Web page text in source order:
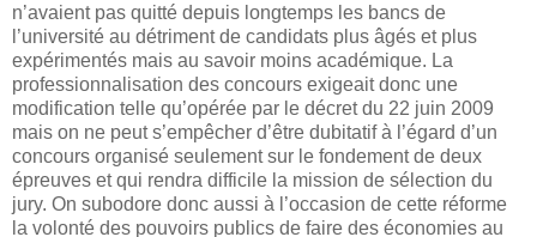
n’avaient pas quitté depuis longtemps les bancs de
l’université au détriment de candidats plus âgés et plus
expérimentés mais au savoir moins académique. La
professionnalisation des concours exigeait donc une
modification telle qu’opérée par le décret du 22 juin 2009
mais on ne peut s’empêcher d’être dubitatif à l’égard d’un
concours organisé seulement sur le fondement de deux
épreuves et qui rendra difficile la mission de sélection du
jury. On subodore donc aussi à l’occasion de cette réforme
la volonté des pouvoirs publics de faire des économies au